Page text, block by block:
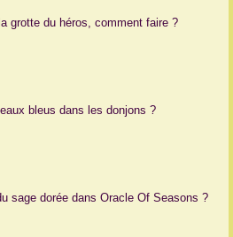
grotte du héros, comment faire ?
bleus dans les donjons ?
sage dorée dans Oracle Of Seasons ?